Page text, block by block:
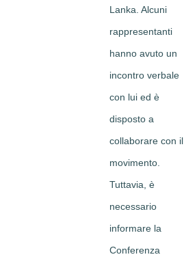
Lanka. Alcuni
rappresentanti
hanno avuto un
incontro verbale
con lui ed è
disposto a
collaborare con il
movimento.
Tuttavia, è
necessario
informare la
Conferenza